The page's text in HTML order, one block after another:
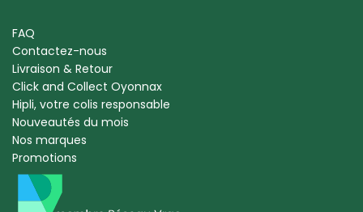
FAQ
Contactez-nous
Livraison & Retour
Click and Collect Oyonnax
Hipli, votre colis responsable
Nouveautés du mois
Nos marques
Promotions